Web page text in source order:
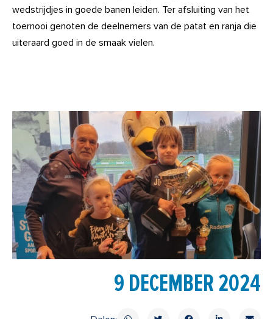
wedstrijdjes in goede banen leiden. Ter afsluiting van het
toernooi genoten de deelnemers van de patat en ranja die
uiteraard goed in de smaak vielen.
9 DECEMBER 2024